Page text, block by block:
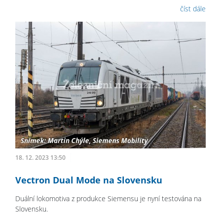
číst dále
18. 12. 2023 13:50
Vectron Dual Mode na Slovensku
Duální lokomotiva z produkce Siemensu je nyní testována na
Slovensku.